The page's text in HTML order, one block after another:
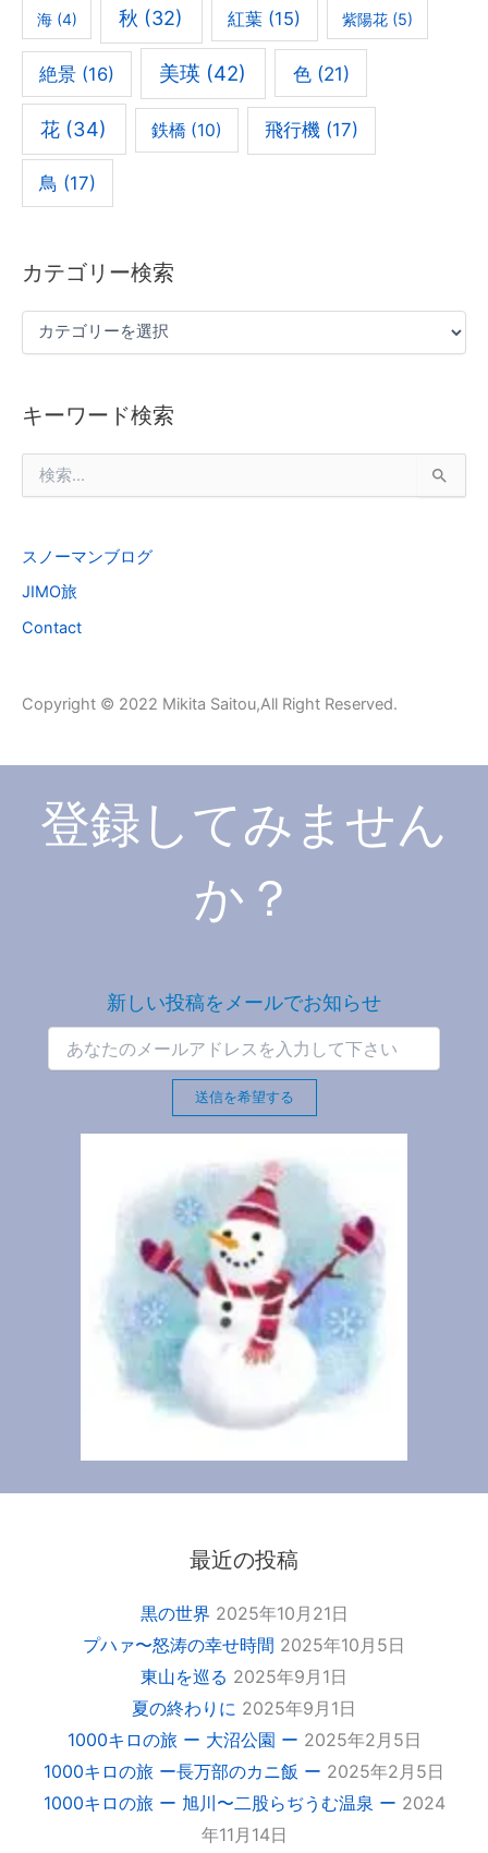
海(4) 秋 (32) 紅葉 (15) 紫陽花 (5)
絶景(16) 美瑛 (42) 色(21)
花 (34) 鉄橋 (10) 飛行機(17)
鳥 (17)
カテゴリー検索
キーワード検索
索
:スノーマンブログ
JIMO旅
Contact
Copyright © 2022 Mikita Saitou,All Right Reserved.
登録してみません
か？
新しい投稿をメールでお知らせ
送信を希望する
最近の投稿
黒の世界 2025年10月21日
プハァ〜怒涛の幸せ時間 2025年10月5日
東山を巡る 2025年9月1日
夏の終わりに 2025年9月1日
1000キロの旅 ー 大沼公園 ー 2025年2月5日
1000キロの旅 ー長万部のカニ飯 ー 2025年2月5日
1000キロの旅 ー 旭川〜二股らぢうむ温泉 ー 2024
年11月14日